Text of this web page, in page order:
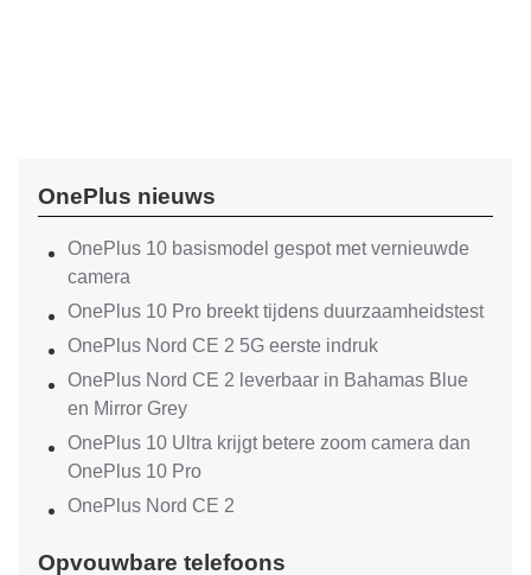
OnePlus nieuws
OnePlus 10 basismodel gespot met vernieuwde
camera
OnePlus 10 Pro breekt tijdens duurzaamheidstest
OnePlus Nord CE 2 5G eerste indruk
OnePlus Nord CE 2 leverbaar in Bahamas Blue
en Mirror Grey
OnePlus 10 Ultra krijgt betere zoom camera dan
OnePlus 10 Pro
OnePlus Nord CE 2
Opvouwbare telefoons